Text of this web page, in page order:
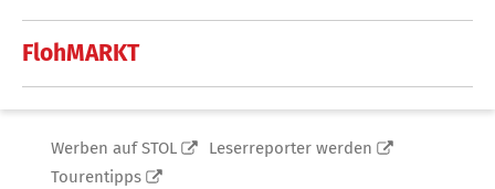
FlohMARKT
Werben auf STOL
Leserreporter werden
Tourentipps